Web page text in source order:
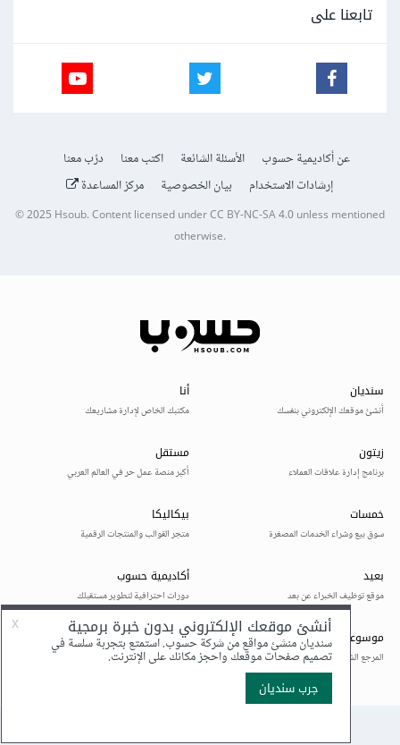
تابعنا على
عن أكاديمية حسوب الأسئلة الشائعة اكتب معنا
درّب معنا
إرشادات الاستخدام
بيان الخصوصية مركز المساعدة
© 2025Hsoub.Content licensed underCC BY-NC-SA 4.0unless mentioned
otherwise.